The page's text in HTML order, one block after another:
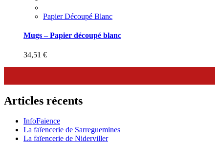
Papier Découpé Blanc
Mugs – Papier découpé blanc
34,51 €
Articles récents
InfoFaience
La faïencerie de Sarreguemines
La faïencerie de Niderviller